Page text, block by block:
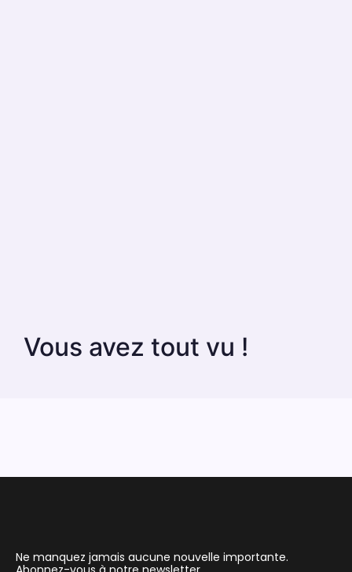
Vous avez tout vu !
Ne manquez jamais aucune nouvelle importante.